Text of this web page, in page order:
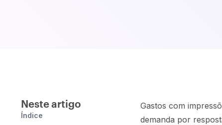
Neste artigo
Índice
Gastos com
demanda por